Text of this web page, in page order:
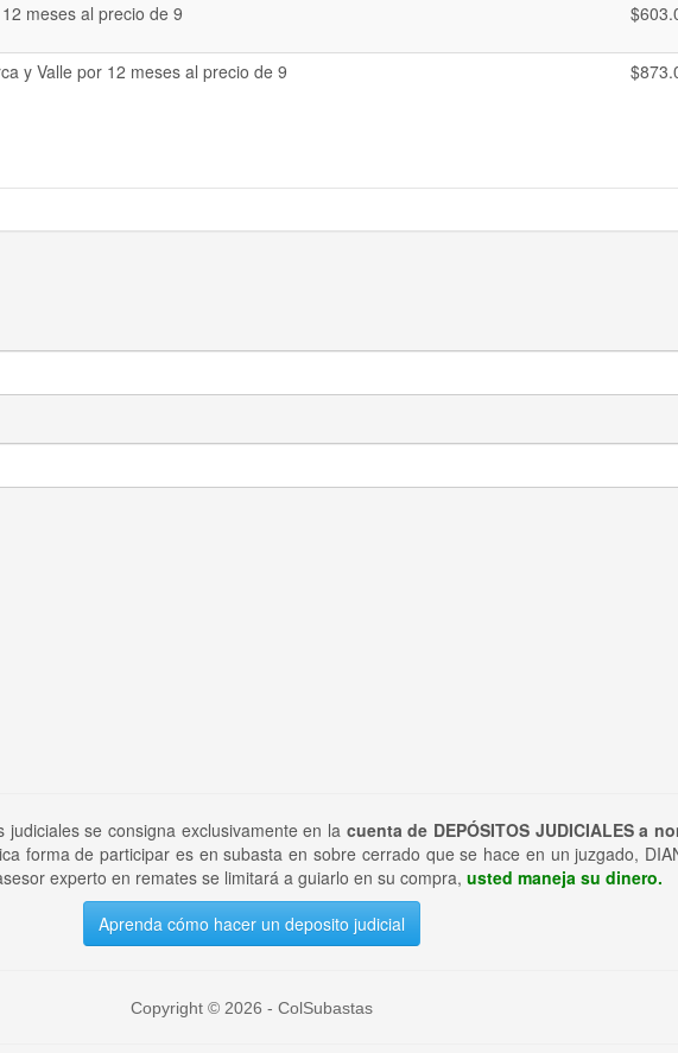
meses al precio de 9
y Valle por 12 meses al precio de 9
se consigna exclusivamente en lacuenta de DEPÓSITOS JUDICIALES a
forma de participar es en subasta en sobre cerrado que se hace en un juzgado,
experto en remates se limitará a guiarlo en su compra, usted maneja su dinero.
Aprenda cómo hacer un deposito judicial
Copyright © 2026 - ColSubastas